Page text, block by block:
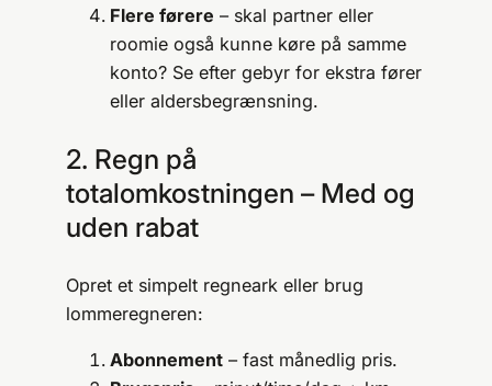
Flere førere – skal partner eller
roomie også kunne køre på samme
konto? Se efter gebyr for ekstra fører
eller aldersbegrænsning.
2. Regn på
totalomkostningen – Med og
uden rabat
Opret et simpelt regneark eller brug
lommeregneren:
Abonnement – fast månedlig pris.